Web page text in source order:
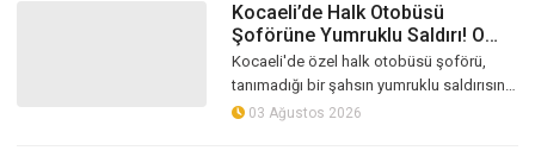
Kocaeli’de Halk Otobüsü
Şoförüne Yumruklu Saldırı! O
Anlar Kamerada
Kocaeli'de özel halk otobüsü şoförü,
tanımadığı bir şahsın yumruklu saldırısına
uğradı. Sürücünün tehdit edildiği, saldırıya
03 Ağustos 2026